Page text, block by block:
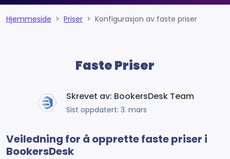
Hjemmeside Priser Konfigurasjon av faste priser
Faste Priser
Skrevet av: BookersDesk Team
Sist oppdatert: 3. mars
Veiledning for å opprette faste priser i
BookersDesk